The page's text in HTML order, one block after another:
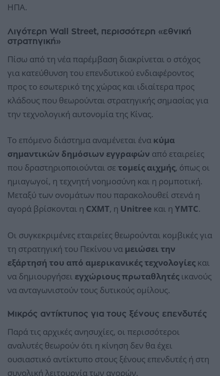
ΗΠΑ.
Λιγότερη Wall Street, περισσότερη «εθνική
στρατηγική»
Πίσω από τη νέα παρέμβαση διακρίνεται ο στόχος
για κατεύθυνση του επενδυτικού ενδιαφέροντος
προς το εσωτερικό της χώρας και ιδιαίτερα προς
κλάδους που θεωρούνται στρατηγικής σημασίας για
την τεχνολογική αυτονομία της Κίνας.
Το επόμενο διάστημα αναμένεται ένα κύμα
σημαντικών δημόσιων εγγραφών από εταιρείες
που δραστηριοποιούνται σε τομείς αιχμής, όπως οι
ημιαγωγοί, η τεχνητή νοημοσύνη και η ρομποτική.
Μεταξύ των ονομάτων που παρακολουθεί στενά η
αγορά βρίσκονται η CXMT, η Unitree και η YMTC.
Οι συγκεκριμένες εταιρείες θεωρούνται κομβικές για
τη στρατηγική του Πεκίνου να μειώσει την
εξάρτησή του από αμερικανικές τεχνολογίες και
να δημιουργήσει εγχώριους πρωταθλητές ικανούς
να ανταγωνιστούν τους δυτικούς ομίλους.
Μικρός αντίκτυπος για τους ξένους επενδυτές
Παρά τις αρχικές ανησυχίες, οι περισσότεροι
αναλυτές θεωρούν ότι η κίνηση δεν θα έχει
ουσιαστικό αντίκτυπο στους ξένους επενδυτές ή στη
συνολική λειτουργία των αγορών.